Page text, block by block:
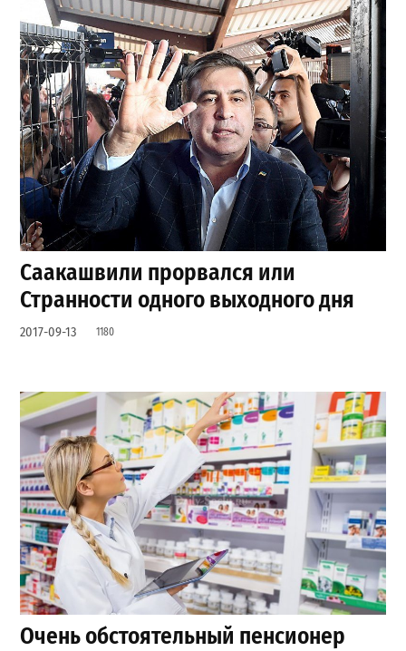
Саакашвили прорвался или
Странности одного выходного дня
2017-09-13 1180
Очень обстоятельный пенсионер